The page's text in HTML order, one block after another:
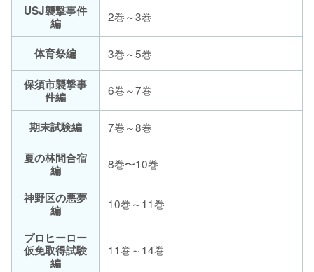
USJ襲撃事件
編
2巻～3巻
体育祭編
3巻～5巻
保須市襲撃事
件編
6巻～7巻
期末試験編
7巻～8巻
夏の林間合宿
編
8巻〜10巻
神野区の悪夢
編
10巻～11巻
プロヒーロー
仮免取得試験
編
11巻～14巻